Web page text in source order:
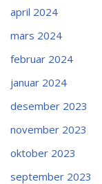
april 2024
mars 2024
februar 2024
januar 2024
desember 2023
november 2023
oktober 2023
september 2023